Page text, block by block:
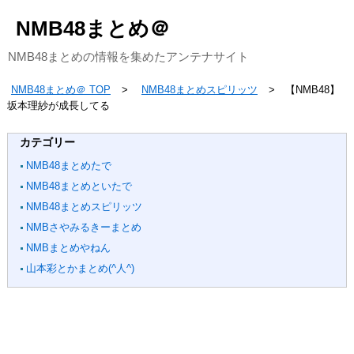
NMB48まとめ＠
NMB48まとめの情報を集めたアンテナサイト
NMB48まとめ＠ TOP NMB48まとめスピリッツ
【NMB48】
坂本理紗が成長してる
カテゴリー
NMB48まとめたで
NMB48まとめといたで
NMB48まとめスピリッツ
NMBさやみるきーまとめ
NMBまとめやねん
山本彩とかまとめ(^人^)